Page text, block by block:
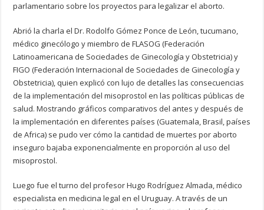
parlamentario sobre los proyectos para legalizar el aborto.
Abrió la charla el Dr. Rodolfo Gómez Ponce de León, tucumano,
médico ginecólogo y miembro de FLASOG (Federación
Latinoamericana de Sociedades de Ginecología y Obstetricia) y
FIGO (Federación Internacional de Sociedades de Ginecología y
Obstetricia), quien explicó con lujo de detalles las consecuencias
de la implementación del misoprostol en las políticas públicas de
salud. Mostrando gráficos comparativos del antes y después de
la implementación en diferentes países (Guatemala, Brasil, países
de Africa) se pudo ver cómo la cantidad de muertes por aborto
inseguro bajaba exponencialmente en proporción al uso del
misoprostol.
Luego fue el turno del profesor Hugo Rodríguez Almada, médico
especialista en medicina legal en el Uruguay. A través de un